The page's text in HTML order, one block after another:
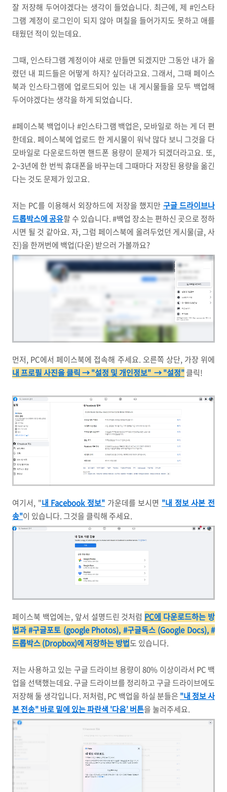
잘 저장해 두어야겠다는 생각이 들었습니다. 최근에, 제 #인스타
그램 계정이 로그인이 되지 않아 며칠을 들어가지도 못하고 애를
태웠던 적이 있는데요.
그때, 인스타그램 계정이야 새로 만들면 되겠지만 그동안 내가 올
렸던 내 피드들은 어떻게 하지? 싶더라고요. 그래서, 그때 페이스
북과 인스타그램에 업로드되어 있는 내 게시물들을 모두 백업해
두어야겠다는 생각을 하게 되었습니다.
#페이스북 백업이나 #인스타그램 백업은, 모바일로 하는 게 더 편
한데요. 페이스북에 업로드 한 게시물이 워낙 많다 보니 그것을 다
모바일로 다운로드하면 핸드폰 용량이 문제가 되겠더라고요. 또,
2~3년에 한 번씩 휴대폰을 바꾸는데 그때마다 저장된 용량을 옮긴
다는 것도 문제가 있고요.
저는 PC를 이용해서 외장하드에 저장을 했지만 구글 드라이브나
드롭박스에 공유할 수 있습니다. #백업 장소는 편하신 곳으로 정하
시면 될 것 같아요. 자, 그럼 페이스북에 올려두었던 게시물(글, 사
진)을 한꺼번에 백업(다운) 받으러 가볼까요?
먼저, PC에서 페이스북에 접속해 주세요. 오른쪽 상단, 가장 위에
내 프로필 사진을 클릭 → "설정 및 개인정보" → "설정"클릭!
여기서, "내 Facebook 정보" 가운데를 보시면 "내 정보 사본 전
송"이 있습니다. 그것을 클릭해 주세요.
페이스북 백업에는, 앞서 설명드린 것처럼 PC에 다운로드하는 방
법과 #구글포토 (google Photos), #구글독스 (Google Docs), #
드롭박스 (Dropbox)에 저장하는 방법도 있습니다.
저는 사용하고 있는 구글 드라이브 용량이 80% 이상이라서 PC 백
업을 선택했는데요. 구글 드라이브를 정리하고 구글 드라이브에도
저장해 둘 생각입니다. 저처럼, PC 백업을 하실 분들은 "내 정보 사
본 전송" 바로 밑에 있는 파란색 '다음' 버튼을 눌러주세요.